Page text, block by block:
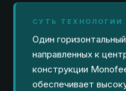
СУТЬ ТЕХНОЛОГИИ
Один
направленных к
конструкции
обеспечивает